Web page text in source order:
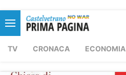
TV CRONACA ECONOMIA